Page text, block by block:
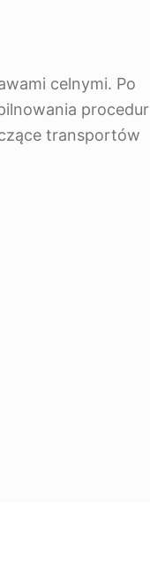
celnymi. Po
procedur
transportów